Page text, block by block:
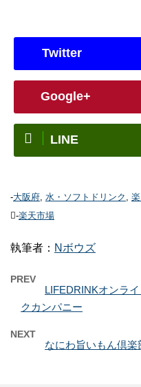
Twitter
Google+
LINE
-大阪府, 水・ソフトドリンク ,
-楽天市場
執筆者： Nボウズ
PREV
LIFEDRINKオンラ
クカンパニー
NEXT
なにわ旨いもん倶